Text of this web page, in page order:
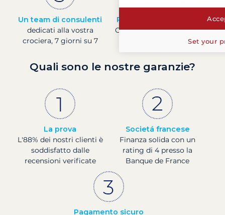
Un team di consulenti
dedicati alla vostra
crociera, 7 giorni su 7
Prezzi in tempo reale
Controllare i prezzi delle
barche in tempo reale
Quali sono le nostre garanzie?
La prova
L'88% dei nostri clienti è
soddisfatto dalle
recensioni verificate
Societá francese
Finanza solida con un
rating di 4 presso la
Banque de France
Pagamento sicuro
Set your